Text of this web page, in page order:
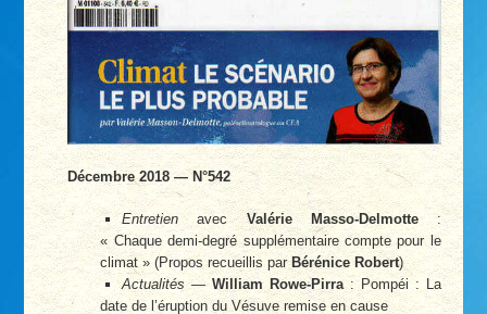
Décembre 2018 — N°542
Entretien avecValérie Masso-Delmotte:
« Chaque demi-degré supplémentaire compte pour le
climat » (Propos recueillis par Bérénice Robert)
Actualités —William Rowe-Pirra: Pompéi : La
date de l’éruption du Vésuve remise en cause